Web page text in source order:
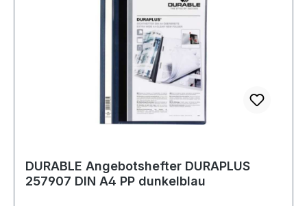
DURABLE Angebotshefter DURAPLUS
257907 DIN A4 PP dunkelblau